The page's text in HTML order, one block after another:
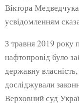
Віктора
усвідомленням
З травня 2019 року
нафтопровід було
державну
досліджували
Верховний суд